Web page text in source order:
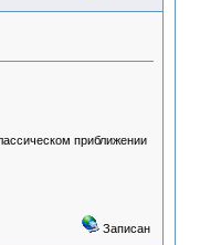
приближении
Записан